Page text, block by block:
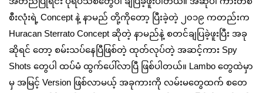
စီးလုံးရဲ့ Concept နဲ့ နာမည် တို့ကိုတော့ ပြီးခဲ့တဲ့ ၂၀၁၉ ကတည်းက
Huracan Sterrato Concept ဆိုတဲ့ နာမည်နဲ့ စတင်ချပြခဲ့ဖူးပြီး အခု
ဆိုရင် တော့ စမ်းသပ်နေပြီဖြစ်တဲ့ ထုတ်လုပ်တဲ့ အဆင့်ကား Spy
Shots တွေပါ ထပ်မံ ထွက်ပေါ်လာပြီ ဖြစ်ပါတယ်။ Lambo တွေထဲမှာ
မှ အမြင့် Version ဖြစ်လာမယ့် အခုကားကို လမ်းမတွေထက် စတေ